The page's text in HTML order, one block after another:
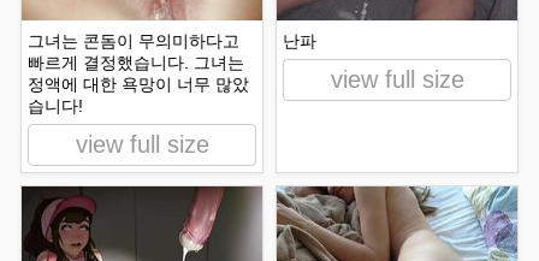
그녀는 콘돔이 무의미하다고
빠르게 결정했습니다. 그녀는
정액에 대한 욕망이 너무 많았
습니다!
view full size
난파
view full size